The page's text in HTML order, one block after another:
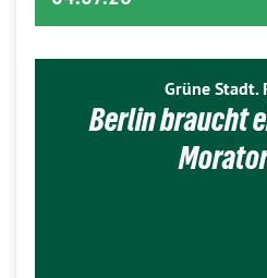
Grüne Stadt.
Berlin braucht